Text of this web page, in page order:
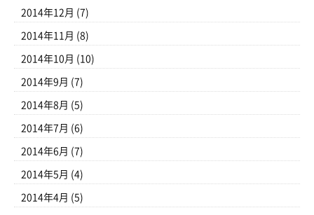
2014年12月 (7)
2014年11月 (8)
2014年10月 (10)
2014年9月 (7)
2014年8月 (5)
2014年7月 (6)
2014年6月 (7)
2014年5月 (4)
2014年4月 (5)